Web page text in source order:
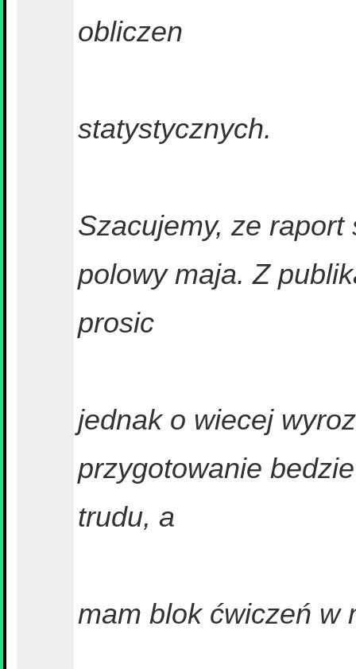
obliczen
statystycznych.
Szacujemy, ze
polowy maja. Z
prosic
jednak o wiecej
przygotowanie
trudu, a
mam blok ćwiczeń w